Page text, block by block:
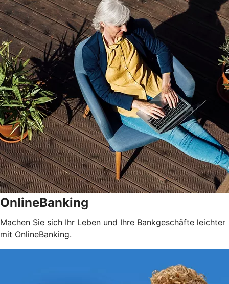
OnlineBanking
Machen Sie sich Ihr Leben und Ihre Bankgeschäfte leichter
mit OnlineBanking.